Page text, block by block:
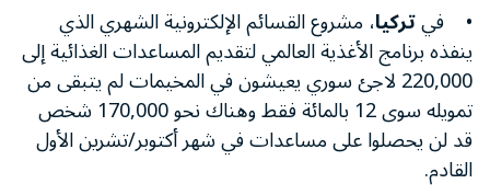
• فيتركيا، مشروع القسائم الإلكترونية الشهري الذي
ينفذه برنامج الأغذية العالمي لتقديم المساعدات الغذائية إلى
220,000 لاجئ سوري يعيشون في المخيمات لم يتبقى من
تمويله سوى 12 بالمائة فقط وهناك نحو 170,000 شخص
قد لن يحصلوا على مساعدات في شهر أكتوبر/تشرين الأول
القادم.